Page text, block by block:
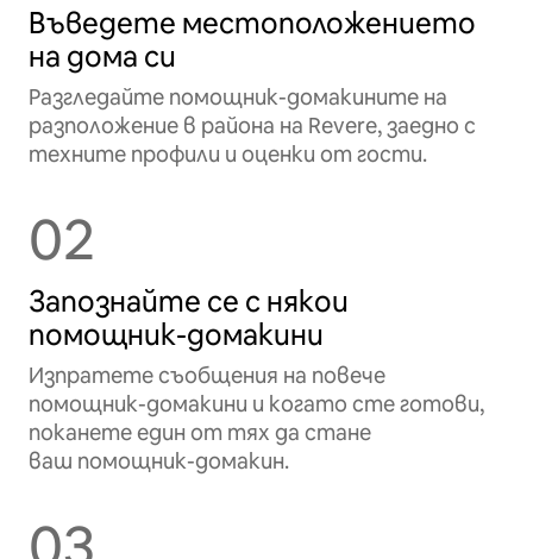
Въведете местоположението
на дома си
Разгледайте помощник-домакините на
разположение в района на Revere, заедно с
техните профили и оценки от гости.
02
Запознайте се с някои
помощник-домакини
Изпратете съобщения на повече
помощник-домакини и когато сте готови,
поканете един от тях да стане
ваш помощник-домакин.